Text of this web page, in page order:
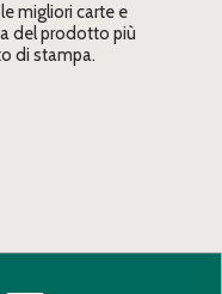
migliori carte e
del prodotto più
di stampa.